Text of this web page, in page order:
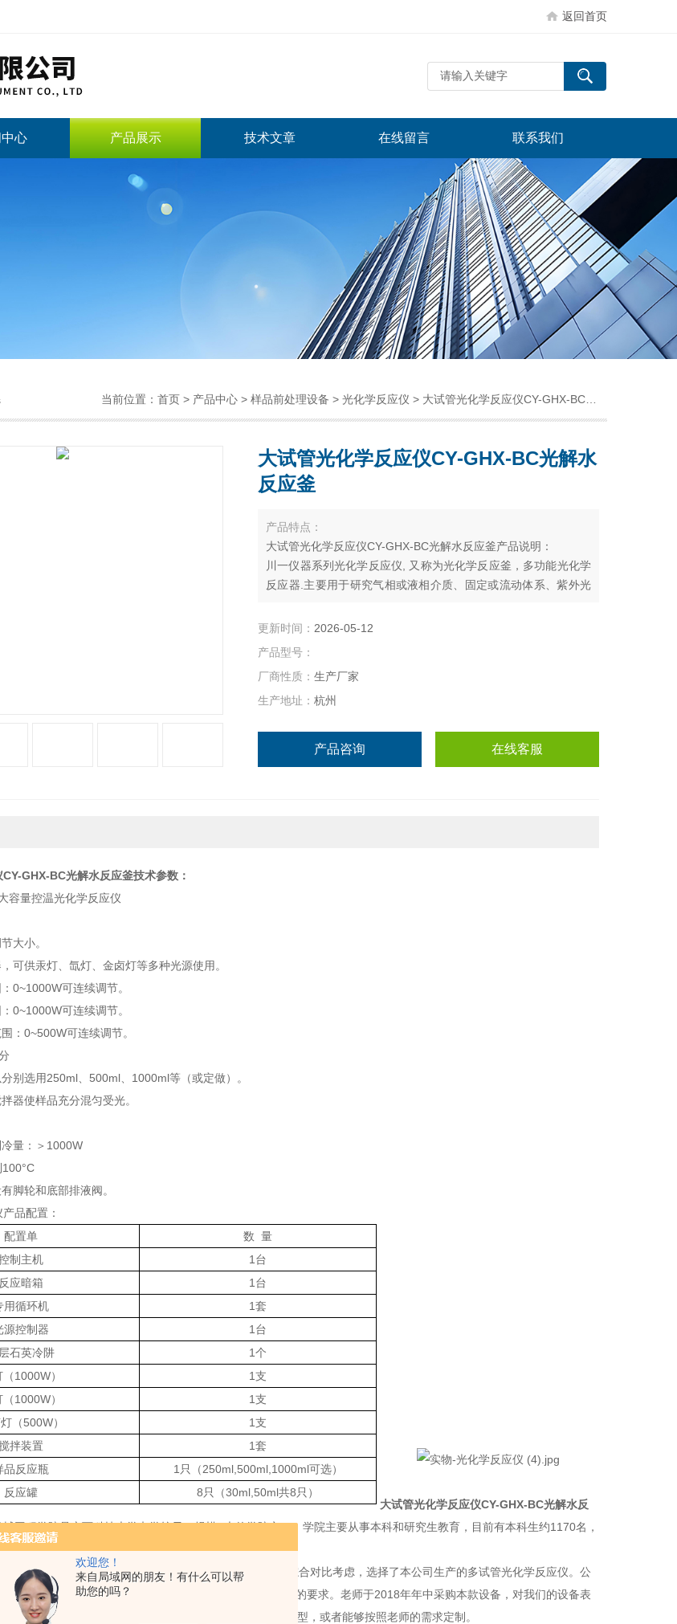
欢迎您！
来自局域网的朋友！有什么可以帮
助您的吗？
返回首页
心 产品展示 技术文章 在线留言 联系我们
当前位置： 首页 > 产品中心 > 样品前处理设备 > 光化学反应仪 > 大试管光化学反应仪CY-GHX-BC光解水反应釜
大试管光化学反应仪CY-GHX-BC光解水
反应釜
产品特点：
大试管光化学反应仪CY-GHX-BC光解水反应釜产品说明：
川一仪器系列光化学反应仪, 又称为光化学反应釜，多功能光化学
反应器.主要用于研究气相或液相介质、固定或流动体系、紫外光
的光化学反应。
更新时间： 2026-05-12
产品型号：
厂商性质： 生产厂家
生产地址： 杭州
产品咨询 在线客服
GHX-BC光解水反应釜技术参数：
容量控温光化学反应仪
大小。
可供汞灯、氙灯、金卤灯等多种光源使用。
0~1000W可连续调节。
0~1000W可连续调节。
：0~500W可连续调节。
别选用250ml、500ml、1000ml等（或定做）。
器使样品充分混匀受光。
量：＞1000W
脚轮和底部排液阀。
品配置：
配置单
数 量
制主机
1台
反应暗箱
1台
用循环机
1套
源控制器
1台
石英冷阱
1个
1000W）
1支
1000W）
1支
（500W）
1支
拌装置
1套
品反应瓶
1只（250ml,500ml,1000ml可选）
反应罐
8只（30ml,50ml共8只）
大试管光化学反应仪CY-GHX-BC光解水反
械工程学院是广西科技大学办学较早、规模Z大的学院之一。学院主要从事本科和研究生教育，目前有本科生约1170名，
学院设有多个重点，其中以工程力学较为突出。
实验室的规模，与2018年初经过市场上同类产品各方面的综合对比考虑，选择了本公司生产的多试管光化学反应仪。公
，种类齐全，性能优良，能多方面满足老师对光催化实验的要求。老师于2018年年中采购本款设备，对我们的设备表
光化学反应仪，有多试管、大试管、多试管+大试管的组合型，或者能够按照老师的需求定制。